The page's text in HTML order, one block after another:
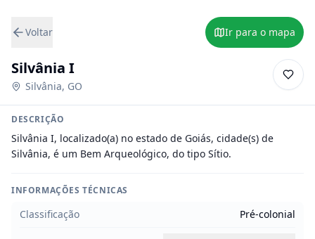
Voltar Ir para o mapa
Silvânia I
Silvânia, GO
DESCRIÇÃO
Silvânia I, localizado(a) no estado de Goiás, cidade(s) de
Silvânia, é um Bem Arqueológico, do tipo Sítio.
INFORMAÇÕES TÉCNICAS
Classificação Pré-colonial